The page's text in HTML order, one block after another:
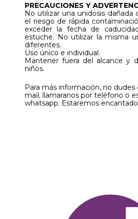
PRECAUCIONES Y
No utilizar una unidosis dañada
el riesgo de rápida
exceder la fecha de
estuche. No utilizar la misma
diferentes.
Uso único e individual.
Mantener fuera del alcance y
niños.
Para más información, no
mail, llamaranos por teléfono o
whatsapp. Estaremos